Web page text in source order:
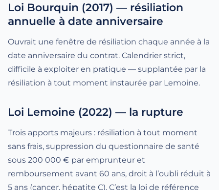
Loi Bourquin (2017) — résiliation
annuelle à date anniversaire
Ouvrait une fenêtre de résiliation chaque année à la
date anniversaire du contrat. Calendrier strict,
difficile à exploiter en pratique — supplantée par la
résiliation à tout moment instaurée par Lemoine.
Loi Lemoine (2022) — la rupture
Trois apports majeurs : résiliation à tout moment
sans frais, suppression du questionnaire de santé
sous 200 000 € par emprunteur et
remboursement avant 60 ans, droit à l’oubli réduit à
5 ans (cancer, hépatite C). C’est la loi de référence